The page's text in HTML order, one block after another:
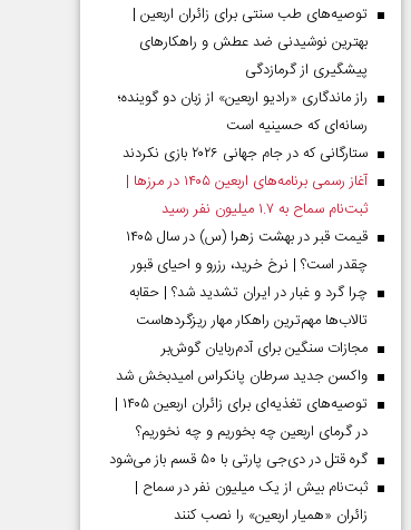
توصیه‌های طب سنتی برای زائران اربعین |
بهترین نوشیدنی ضد عطش و راهکارهای
پیشگیری از گرمازدگی
راز ماندگاری «رادیو اربعین» از زبان دو گوینده؛
رسانه‌ای که حسینیه است
ستارگانی که در جام جهانی ۲۰۲۶ بازی نکردند
آغاز رسمی برنامه‌های اربعین ۱۴۰۵ در مرز‌ها |
ثبت‌نام سماح به ۱.۷ میلیون نفر رسید
قیمت قبر در بهشت زهرا (س) در سال ۱۴۰۵
چقدر است؟ | نرخ خرید، رزرو و احیای قبور
چرا گرد و غبار در ایران تشدید شد؟ | حقابه
تالاب‌ها مهم‌ترین راهکار مهار ریزگردهاست
مجازات سنگین برای آدم‌ربایان گوش‌بر
واکسن جدید سرطان پانکراس امیدبخش شد
توصیه‌های تغذیه‌ای برای زائران اربعین ۱۴۰۵ |
در گرمای اربعین چه بخوریم و چه نخوریم؟
گره قتل در دی‌جی پارتی با ۵۰ قسم باز می‌شود
ثبت‌نام بیش از یک میلیون نفر در سماح |
زائران «همیار اربعین» را نصب کنند